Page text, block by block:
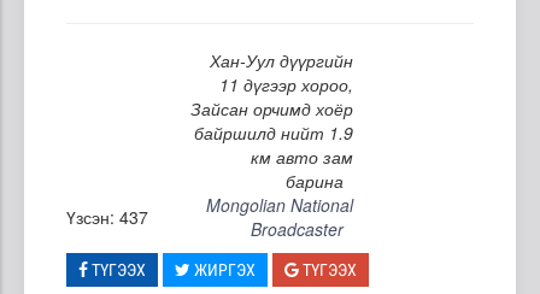
Хан-Уул дүүргийн
11 дүгээр хороо,
Зайсан орчимд хоёр
байршилд нийт 1.9
км авто зам
барина
Үзсэн: 437
Mongolian National
Broadcaster
ТҮГЭЭХ ЖИРГЭХ ТҮГЭЭХ